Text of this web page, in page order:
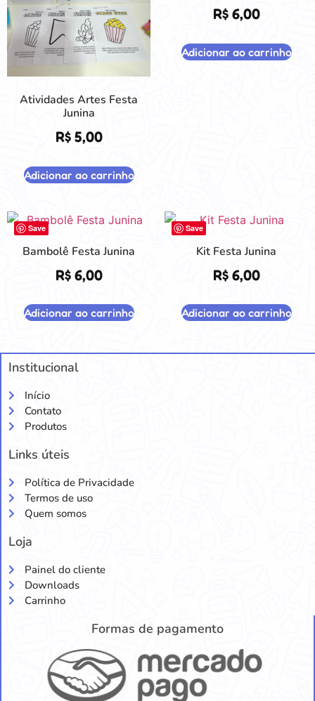
Atividades Artes Festa
Junina
R$5,00
Adicionar ao carrinho
R$6,00
Adicionar ao carrinho
Save
Bambolê Festa Junina
R$6,00
Adicionar ao carrinho
Save
Kit Festa Junina
R$6,00
Adicionar ao carrinho
Institucional
Início
Contato
Produtos
Links úteis
Política de Privacidade
Termos de uso
Quem somos
Loja
Painel do cliente
Downloads
Carrinho
Formas de pagamento